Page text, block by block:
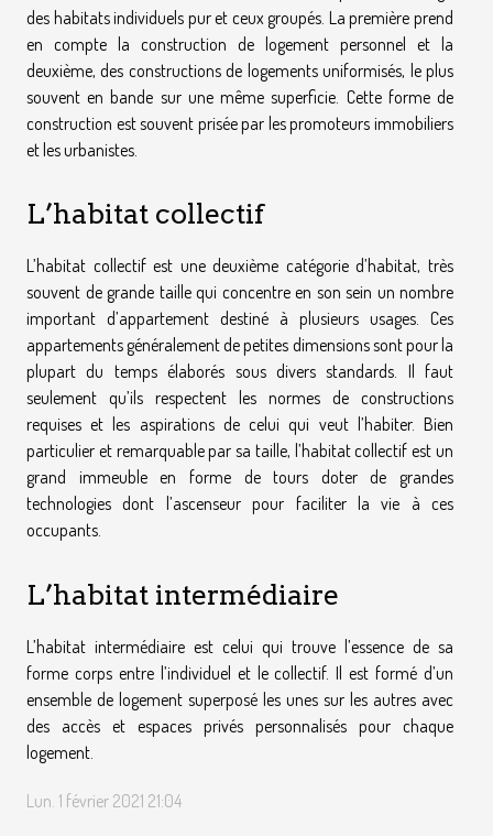
des habitats individuels pur et ceux groupés. La première prend
en compte la construction de logement personnel et la
deuxième, des constructions de logements uniformisés, le plus
souvent en bande sur une même superficie. Cette forme de
construction est souvent prisée par les promoteurs immobiliers
et les urbanistes.
L’habitat collectif
L’habitat collectif est une deuxième catégorie d’habitat, très
souvent de grande taille qui concentre en son sein un nombre
important d’appartement destiné à plusieurs usages. Ces
appartements généralement de petites dimensions sont pour la
plupart du temps élaborés sous divers standards. Il faut
seulement qu’ils respectent les normes de constructions
requises et les aspirations de celui qui veut l’habiter. Bien
particulier et remarquable par sa taille, l’habitat collectif est un
grand immeuble en forme de tours doter de grandes
technologies dont l’ascenseur pour faciliter la vie à ces
occupants.
L’habitat intermédiaire
L’habitat intermédiaire est celui qui trouve l’essence de sa
forme corps entre l’individuel et le collectif. Il est formé d’un
ensemble de logement superposé les unes sur les autres avec
des accès et espaces privés personnalisés pour chaque
logement.
Lun. 1 février 2021 21:04